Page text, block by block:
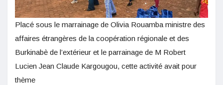
Placé sous le marrainage de Olivia Rouamba ministre des
affaires étrangères de la coopération régionale et des
Burkinabè de l’extérieur et le parrainage de M Robert
Lucien Jean Claude Kargougou, cette activité avait pour
thème